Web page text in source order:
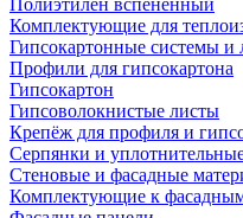
Полиэтилен вспененный
Комплектующие для
Гипсокартонные системы и
Профили для гипсокартона
Гипсокартон
Гипсоволокнистые листы
Крепёж для профиля и
Серпянки и
Стеновые и фасадные
Комплектующие к